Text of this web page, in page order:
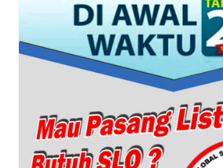
DISCLAIMER
Wahana
WN
SUMUT